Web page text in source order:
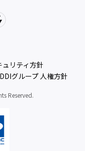
リティ方針
グループ 人権方針
Reserved.